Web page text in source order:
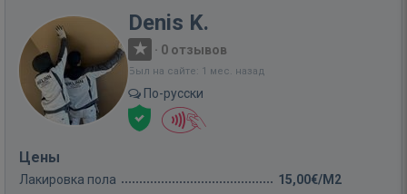
Denis K.
· 0 отзывов
Был на сайте: 1 мес. назад
По-русски
Цены
Лакировка пола 15,00€/M2